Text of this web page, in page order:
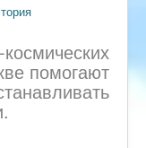
помогают